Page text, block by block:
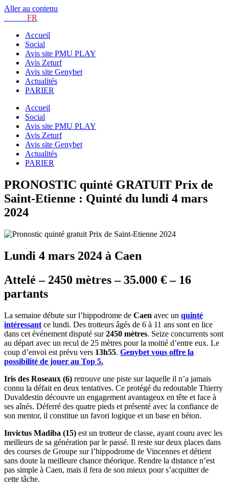
Aller au contenu
FR
Accueil
Social
Avis site PMU PLAY
Avis Zeturf
Avis site Genybet
Actualités
PARIER
Accueil
Social
Avis site PMU PLAY
Avis Zeturf
Avis site Genybet
Actualités
PARIER
PRONOSTIC quinté GRATUIT Prix de
Saint-Etienne : Quinté du lundi 4 mars
2024
Lundi 4 mars 2024 à Caen
Attelé – 2450 mètres – 35.000 € – 16
partants
La semaine débute sur l’hippodrome de Caen avec un quinté
intéressant ce lundi. Des trotteurs âgés de 6 à 11 ans sont en lice
dans cet événement disputé sur2450 mètres. Seize concurrents sont
au départ avec un recul de 25 mètres pour la moitié d’entre eux. Le
coup d’envoi est prévu vers 13h55. Genybet vous offre la
possibilité de jouer au Top 5.
Iris des Roseaux (6) retrouve une piste sur laquelle il n’a jamais
connu la défait en deux tentatives. Ce protégé du redoutable Thierry
Duvaldestin découvre un engagement avantageux en tête et face à
ses aînés. Déferré des quatre pieds et présenté avec la confiance de
son mentor, il constitue un favori logique et un base en béton.
Invictus Madiba (15) est un trotteur de classe, ayant couru avec les
meilleurs de sa génération par le passé. Il reste sur deux places dans
des courses de Groupe sur l’hippodrome de Vincennes et détient
sans doute la meilleure chance théorique. Rendre la distance n’est
pas simple à Caen, mais il fera de son mieux pour s’acquitter de
cette tâche.